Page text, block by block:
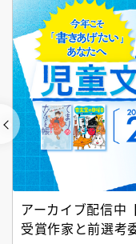
アーカイブ配信中
受賞作家と前選考